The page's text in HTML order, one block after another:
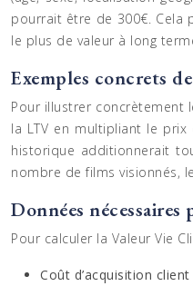
pourrait être de 300€. Cela
le plus de valeur à long
Exemples concrets
Pour illustrer concrètement
la LTV en multipliant le prix
historique additionnerait
nombre de films visionnés,
Données
Pour calculer la Valeur Vie
Coût d’acquisition client